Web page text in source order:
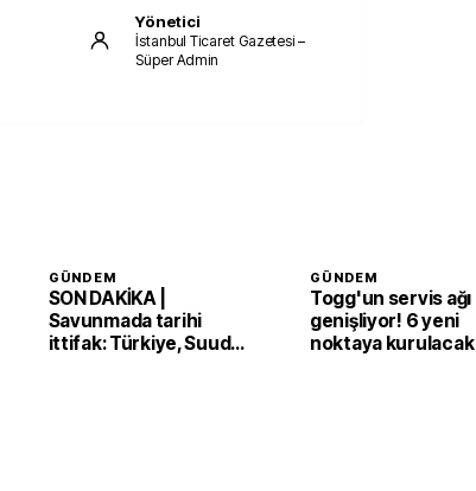
Yönetici
İstanbul Ticaret Gazetesi –
Süper Admin
GÜNDEM
SON DAKİKA |
Savunmada tarihi
ittifak: Türkiye, Suudi
GÜNDEM
Togg'un servis ağı
genişliyor! 6 yeni
noktaya kurulacak